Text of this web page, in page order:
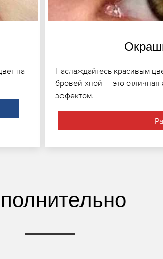
на
Наслаждайтесь красивым
бровей хной — это
эффектом.